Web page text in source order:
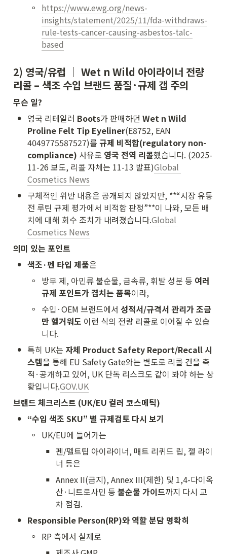
◦ https://www.ewg.org/news-
insights/statement/2025/11/fda-withdraws-
rule-tests-cancer-causing-asbestos-talc-
based
2) 영국/유럽 │ Wet n Wild 아이라이너 전량
리콜 – 색조 수입 브랜드 품질·규제 갭 주의
무슨 일?
• 영국 리테일러 Boots가 판매하던 Wet n Wild
Proline Felt Tip Eyeliner(E8752, EAN
4049775587527)를 규제 비적합(regulatory non-
compliance) 사유로 영국 전역 리콜했습니다. (2025-
11-26 보도, 리콜 자체는 11-13 발표)Global
Cosmetics News
• 구체적인 위반 내용은 공개되지 않았지만, **“시장 유통
전 루틴 규제 평가에서 비적합 판정”**이 나와, 모든 배
치에 대해 회수 조치가 내려졌습니다.Global
Cosmetics News
의미 있는 포인트
• 색조·펜 타입 제품은
◦ 방부 제, 아민류 불순물, 금속류, 휘발 성분 등 여러
규제 포인트가 겹치는 품목이라,
◦ 수입·OEM 브랜드에서 성적서/규격서 관리가 조금
만 헐거워도 이런 식의 전량 리콜로 이어질 수 있습
니다.
• 특히 UK는 자체 Product Safety Report/Recall 시
스템을 통해 EU Safety Gate와는 별도로 리콜 건을 축
적·공개하고 있어, UK 단독 리스크도 같이 봐야 하는 상
황입니다.GOV.UK
브랜드 체크리스트 (UK/EU 컬러 코스메틱)
• “수입 색조 SKU” 별 규제검토 다시 보기
◦ UK/EU에 들어가는
▪ 펜/펠트팁 아이라이너, 매트 리퀴드 립, 젤 라이
너 등은
▪ Annex II(금지), Annex III(제한) 및 1,4-다이옥
산·니트로사민 등 불순물 가이드까지 다시 교
차 점검.
• Responsible Person(RP)와 역할 분담 명확히
◦ RP 측에서 실제로